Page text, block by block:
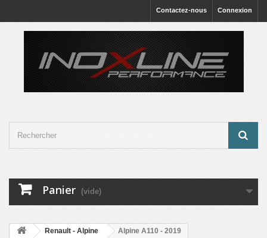
Connexion
Contactez-nous
Panier (vide)
Renault - Alpine Alpine A110 - 2019